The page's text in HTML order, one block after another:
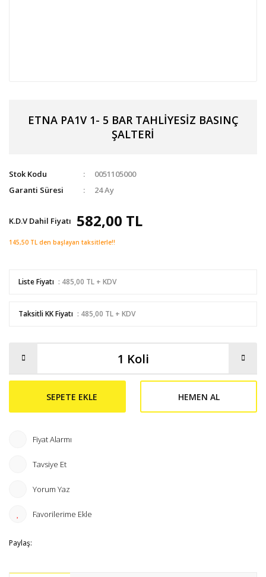
ETNA PA1V 1- 5 BAR TAHLİYESİZ BASINÇ
ŞALTERİ
Stok Kodu
0051105000
Garanti Süresi
24 Ay
K.D.V Dahil Fiyatı 582,00 TL
145,50 TL den başlayan taksitlerle!!
Liste Fiyatı : 485,00 TL + KDV
Taksitli KK Fiyatı : 485,00 TL + KDV
SEPETE EKLE HEMEN AL
Fiyat Alarmı
Tavsiye Et
Yorum Yaz
Paylaş: